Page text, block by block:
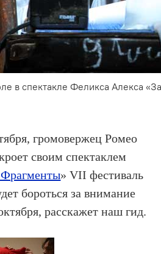
в спектакле Феликса Алекса
громовержец Ромео
своим спектаклем
» VII фестиваль
бороться за внимание
расскажет наш гид.